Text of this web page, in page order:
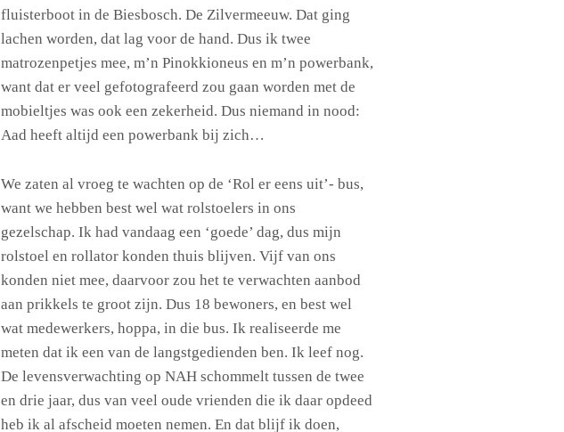
fluisterboot in de Biesbosch. De Zilvermeeuw. Dat ging
lachen worden, dat lag voor de hand. Dus ik twee
matrozenpetjes mee, m’n Pinokkioneus en m’n powerbank,
want dat er veel gefotografeerd zou gaan worden met de
mobieltjes was ook een zekerheid. Dus niemand in nood:
Aad heeft altijd een powerbank bij zich…
We zaten al vroeg te wachten op de ‘Rol er eens uit’- bus,
want we hebben best wel wat rolstoelers in ons
gezelschap. Ik had vandaag een ‘goede’ dag, dus mijn
rolstoel en rollator konden thuis blijven. Vijf van ons
konden niet mee, daarvoor zou het te verwachten aanbod
aan prikkels te groot zijn. Dus 18 bewoners, en best wel
wat medewerkers, hoppa, in die bus. Ik realiseerde me
meten dat ik een van de langstgedienden ben. Ik leef nog.
De levensverwachting op NAH schommelt tussen de twee
en drie jaar, dus van veel oude vrienden die ik daar opdeed
heb ik al afscheid moeten nemen. En dat blijf ik doen,